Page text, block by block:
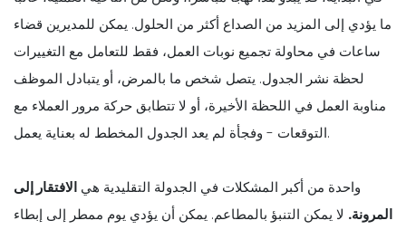
ما يؤدي إلى المزيد من الصداع أكثر من الحلول. يمكن للمديرين قضاء
ساعات في محاولة تجميع نوبات العمل، فقط للتعامل مع التغييرات
لحظة نشر الجدول. يتصل شخص ما بالمرض، أو يتبادل الموظف
مناوبة العمل في اللحظة الأخيرة، أو لا تتطابق حركة مرور العملاء مع
التوقعات - وفجأة لم يعد الجدول المخطط له بعناية يعمل.
واحدة من أكبر المشكلات في الجدولة التقليدية هي الافتقار إلى
المرونة. لا يمكن التنبؤ بالمطاعم. يمكن أن يؤدي يوم ممطر إلى إبطاء